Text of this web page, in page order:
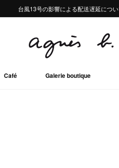
熊本地域地震の影響による配送遅延につ
Summer Sale 2buy10%OFF!!
台風13号の影響による配送遅延につ
熊本地域地震の影響による配送遅延につ
Summer Sale 2buy10%OFF!!
Café Galerie boutique